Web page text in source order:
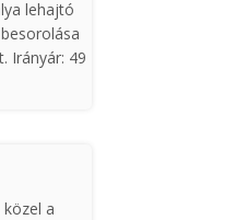
lehajtó
Irányár: 49
a